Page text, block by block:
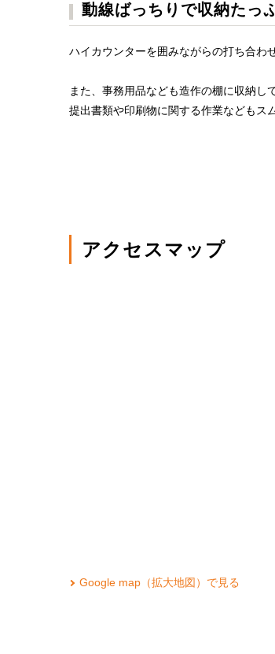
動線ばっちりで収納たっ
ハイカウンターを囲みながらの打ち合わ
また、事務用品なども造作の棚に収納し
提出書類や印刷物に関する作業などもス
アクセスマップ
Google map（拡大地図）で見る